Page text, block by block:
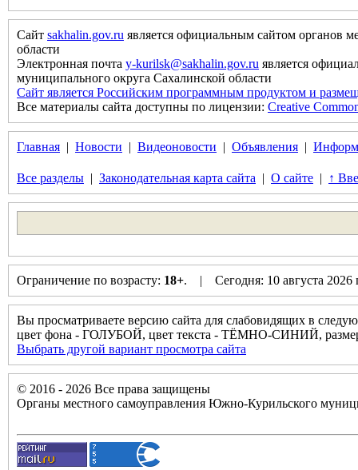
Сайт sakhalin.gov.ru является официальным сайтом органов
области
Электронная почта y-kurilsk@sakhalin.gov.ru является
муниципального округа Сахалинской области
Сайт является Российским программным продуктом и
Все материалы сайта доступны по лицензии: Creative
Главная | Новости | Видеоновости | Объявления |
Все разделы | Законодательная карта сайта | О сайте | ↑
Ограничение по возрасту: 18+. | Сегодня: 10 августа
Вы просматриваете версию сайта для слабовидящих в
цвет фона - ГОЛУБОЙ, цвет текста - ТЁМНО-СИНИЙ,
Выбрать другой вариант просмотра сайта
© 2016 - 2026 Все права защищены
Органы местного самоуправления Южно-Курильского